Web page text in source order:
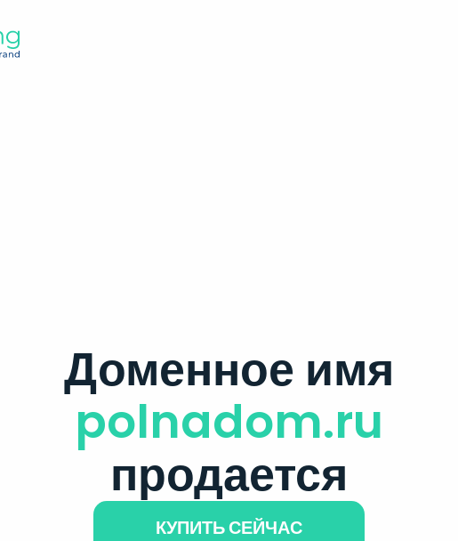
Доменное имя
polnadom.ru
продается
КУПИТЬ СЕЙЧАС